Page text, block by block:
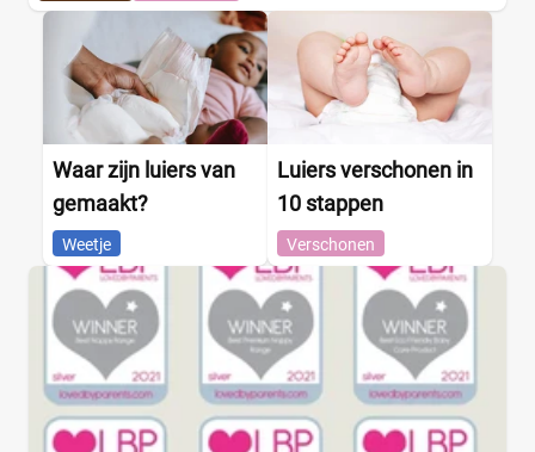
Waar zijn luiers van
gemaakt?
Weetje
Luiers verschonen in
10 stappen
Verschonen